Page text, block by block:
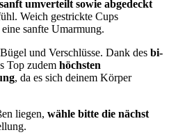
umverteilt sowie abgedeckt
Weich gestrickte Cups
sanfte Umarmung.
und Verschlüsse. Dank des bi-
Top zudem höchsten
, da es sich deinem Körper
liegen, wähle bitte die nächst